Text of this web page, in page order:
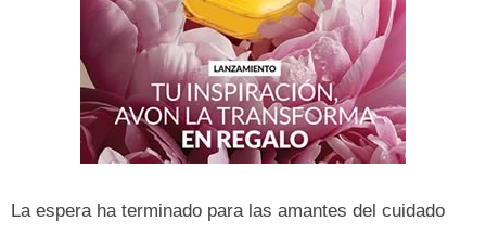
La espera ha terminado para las amantes del cuidado